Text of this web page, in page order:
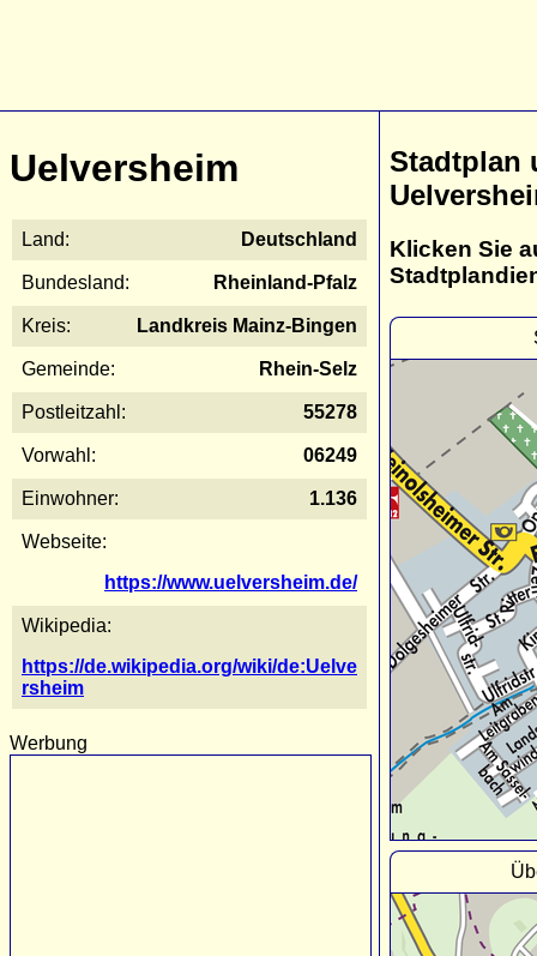
Uelversheim
Land: Deutschland
Bundesland: Rheinland-Pfalz
Kreis: Landkreis Mainz-Bingen
Gemeinde: Rhein-Selz
Postleitzahl: 55278
Vorwahl: 06249
Einwohner: 1.136
Webseite:
https://www.uelversheim.de/
Wikipedia:
https://de.wikipedia.org/wiki/de:Uelve
rsheim
Werbung
Stadtplan
Klicken Sie